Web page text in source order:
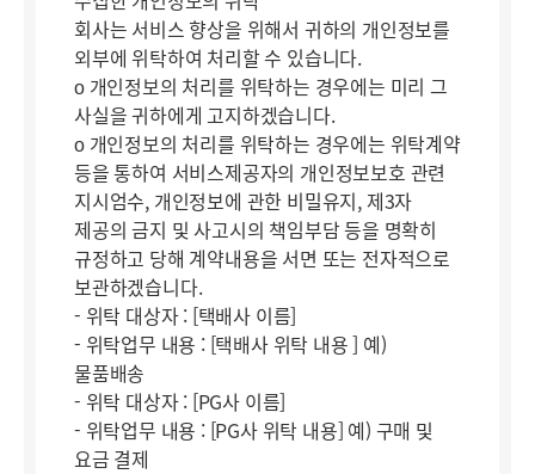
회사는 서비스 향상을 위해서 귀하의 개인정보를
외부에 위탁하여 처리할 수 있습니다.
ο 개인정보의 처리를 위탁하는 경우에는 미리 그
사실을 귀하에게 고지하겠습니다.
ο 개인정보의 처리를 위탁하는 경우에는 위탁계약
등을 통하여 서비스제공자의 개인정보보호 관련
지시엄수, 개인정보에 관한 비밀유지, 제3자
제공의 금지 및 사고시의 책임부담 등을 명확히
규정하고 당해 계약내용을 서면 또는 전자적으로
보관하겠습니다.
- 위탁 대상자 : [택배사 이름]
- 위탁업무 내용 : [택배사 위탁 내용 ] 예)
물품배송
- 위탁 대상자 : [PG사 이름]
- 위탁업무 내용 : [PG사 위탁 내용] 예) 구매 및
요금 결제